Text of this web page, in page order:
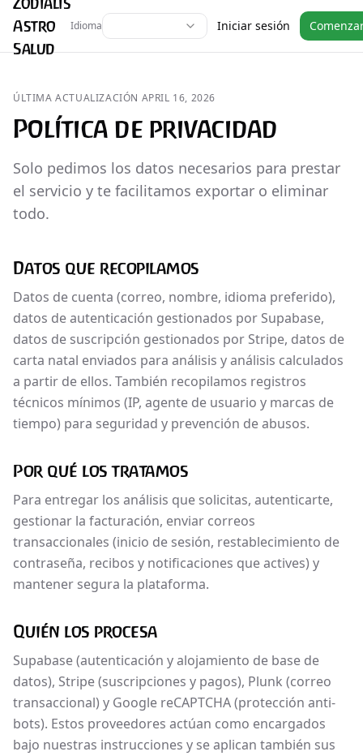
Astro
Salud
Idioma Iniciar sesión
ÚLTIMA ACTUALIZACIÓN APRIL 16, 2026
Política de privacidad
Solo pedimos los datos necesarios para prestar
el servicio y te facilitamos exportar o eliminar
todo.
Datos que recopilamos
Datos de cuenta (correo, nombre, idioma preferido),
datos de autenticación gestionados por Supabase,
datos de suscripción gestionados por Stripe, datos de
carta natal enviados para análisis y análisis calculados
a partir de ellos. También recopilamos registros
técnicos mínimos (IP, agente de usuario y marcas de
tiempo) para seguridad y prevención de abusos.
Por qué los tratamos
Para entregar los análisis que solicitas, autenticarte,
gestionar la facturación, enviar correos
transaccionales (inicio de sesión, restablecimiento de
contraseña, recibos y notificaciones que actives) y
mantener segura la plataforma.
Quién los procesa
Supabase (autenticación y alojamiento de base de
datos), Stripe (suscripciones y pagos), Plunk (correo
transaccional) y Google reCAPTCHA (protección anti-
bots). Estos proveedores actúan como encargados
bajo nuestras instrucciones y se aplican también sus